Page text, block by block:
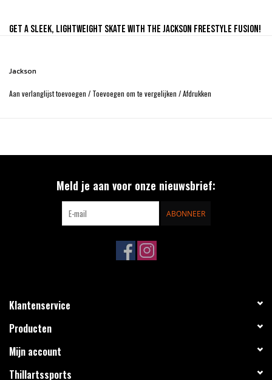
Get a sleek, lightweight skate with the Jackson Freestyle Fusion!
Women's
4 - 10 Full & half
R (A/B), W (C/D)
lining makes initial fit soft and comfortable
eliminates shin irritation; lace slits in tongue keep tongues in
Fusion soles with Ultima Aspire XP blade attached
Jackson
Aan verlanglijst toevoegen / Toevoegen om te vergelijken /Afdrukken
Meld je aan voor onze nieuwsbrief:
ABONNEER
Klantenservice
Producten
Mijn account
Thillartssports